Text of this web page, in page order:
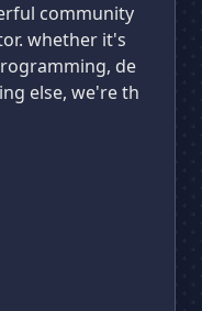
community
whether it's
de
else, we're th